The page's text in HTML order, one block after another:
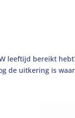
leeftijd bereikt
de uitkering is